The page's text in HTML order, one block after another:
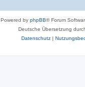
Powered by phpBB® Forum
Deutsche Übersetzung
Datenschutz|